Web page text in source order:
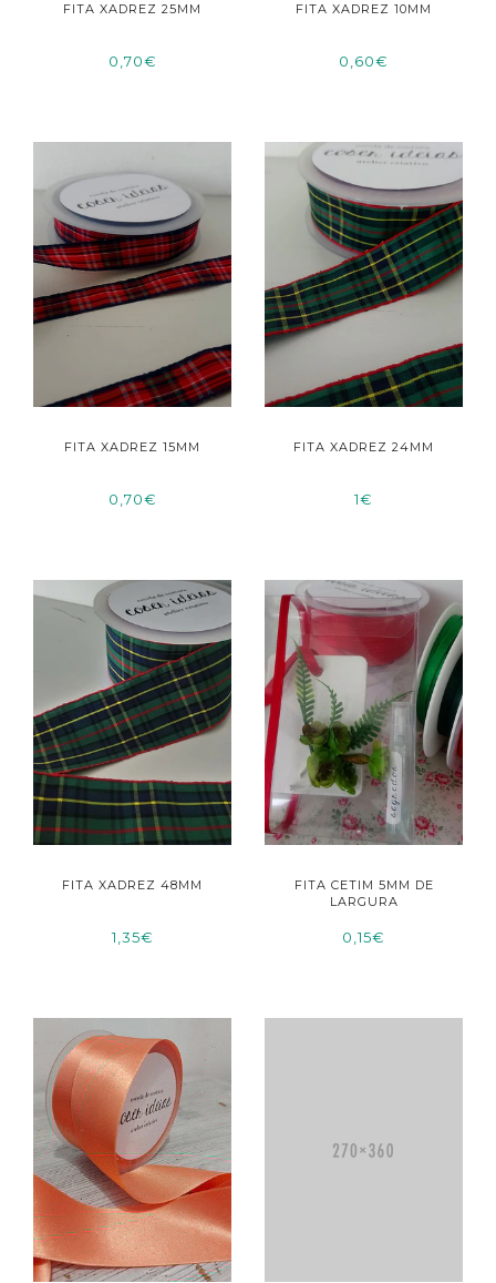
FITA XADREZ 25MM
0,70€
FITA XADREZ 10MM
0,60€
FITA XADREZ 15MM
0,70€
FITA XADREZ 24MM
1€
FITA XADREZ 48MM
1,35€
FITA CETIM 5MM DE
LARGURA
0,15€